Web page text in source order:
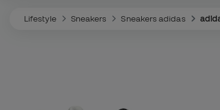
Lifestyle Sneakers Sneakers adidas